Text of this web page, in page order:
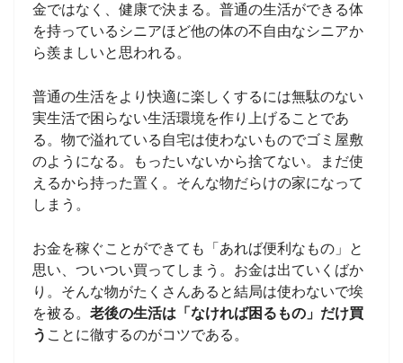
金ではなく、健康で決まる。普通の生活ができる体
を持っているシニアほど他の体の不自由なシニアか
ら羨ましいと思われる。
普通の生活をより快適に楽しくするには無駄のない
実生活で困らない生活環境を作り上げることであ
る。物で溢れている自宅は使わないものでゴミ屋敷
のようになる。もったいないから捨てない。まだ使
えるから持った置く。そんな物だらけの家になって
しまう。
お金を稼ぐことができても「あれば便利なもの」と
思い、ついつい買ってしまう。お金は出ていくばか
り。そんな物がたくさんあると結局は使わないで埃
を被る。 老後の生活は「なければ困るもの」だけ買
う ことに徹するのがコツである。